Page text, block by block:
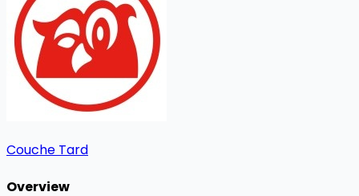
Couche Tard
Overview